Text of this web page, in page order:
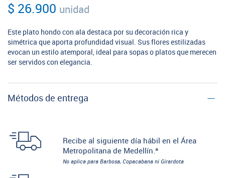
$ 26.900 unidad
Este plato hondo con ala destaca por su decoración rica y
simétrica que aporta profundidad visual. Sus flores estilizadas
evocan un estilo atemporal, ideal para sopas o platos que merecen
ser servidos con elegancia.
Métodos de entrega
Recibe al siguiente día hábil en el Área
Metropolitana de Medellín.*
No aplica para Barbosa, Copacabana ni Girardota